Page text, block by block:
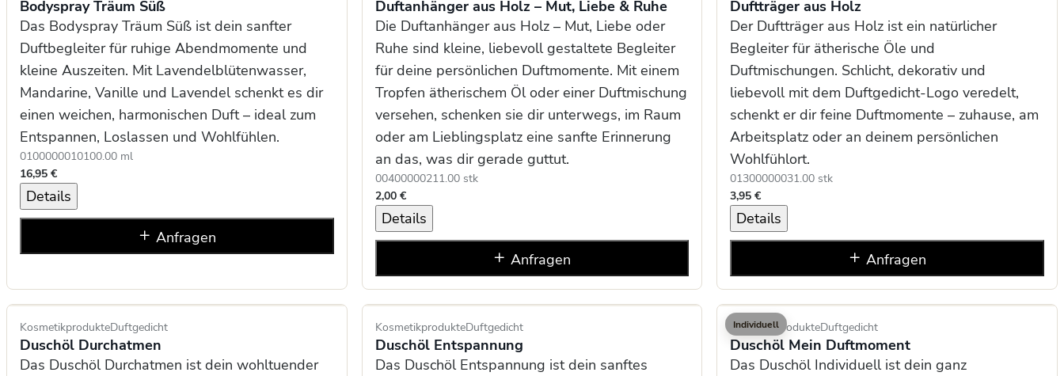
Bodyspray Träum Süß
Das Bodyspray Träum Süß ist dein sanfter
Duftbegleiter für ruhige Abendmomente und
kleine Auszeiten. Mit Lavendelblütenwasser,
Mandarine, Vanille und Lavendel schenkt es dir
einen weichen, harmonischen Duft – ideal zum
Entspannen, Loslassen und Wohlfühlen.
0100000010100.00 ml
16,95 €
Details
Anfragen
Duftanhänger aus Holz – Mut, Liebe & Ruhe
Die Duftanhänger aus Holz – Mut, Liebe oder
Ruhe sind kleine, liebevoll gestaltete Begleiter
für deine persönlichen Duftmomente. Mit einem
Tropfen ätherischem Öl oder einer Duftmischung
versehen, schenken sie dir unterwegs, im Raum
oder am Lieblingsplatz eine sanfte Erinnerung
an das, was dir gerade guttut.
00400000211.00 stk
2,00 €
Details
Anfragen
Duftträger aus Holz
Der Duftträger aus Holz ist ein natürlicher
Begleiter für ätherische Öle und
Duftmischungen. Schlicht, dekorativ und
liebevoll mit dem Duftgedicht-Logo veredelt,
schenkt er dir feine Duftmomente – zuhause, am
Arbeitsplatz oder an deinem persönlichen
Wohlfühlort.
01300000031.00 stk
3,95 €
Details
Anfragen
KosmetikprodukteDuftgedicht
Duschöl Durchatmen
Das Duschöl Durchatmen ist dein wohltuender
KosmetikprodukteDuftgedicht
Duschöl Entspannung
Das Duschöl Entspannung ist dein sanftes
Individuell
KosmetikprodukteDuftgedicht
Duschöl Mein Duftmoment
Das Duschöl Individuell ist dein ganz